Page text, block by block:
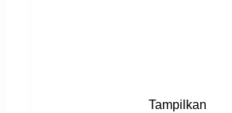
Tampilkan